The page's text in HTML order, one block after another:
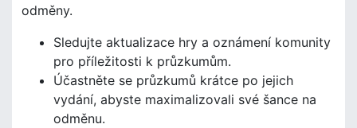
odměny.
Sledujte aktualizace hry a oznámení komunity
pro příležitosti k průzkumům.
Účastněte se průzkumů krátce po jejich
vydání, abyste maximalizovali své šance na
odměnu.